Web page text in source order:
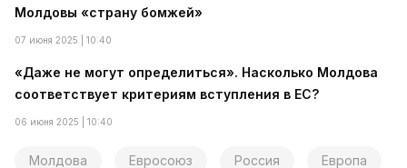
Молдовы «страну бомжей»
07 июня 2025 | 10:40
«Даже не могут определиться». Насколько Молдова
соответствует критериям вступления в ЕС?
06 июня 2025 | 10:40
Молдова Евросоюз Россия Европа